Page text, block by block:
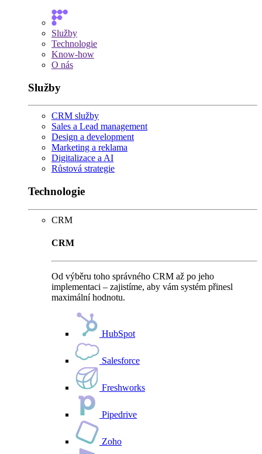
Služby
Technologie
Know-how
O nás
Služby
CRM služby
Sales a Lead management
Design a development
Marketing a reklama
Digitalizace a AI
Růstová strategie
Technologie
CRM
CRM
Od výběru toho správného CRM až po jeho
implementaci – zajistíme, aby vám systém přinesl
maximální hodnotu.
HubSpot
Salesforce
Freshworks
Pipedrive
Zoho